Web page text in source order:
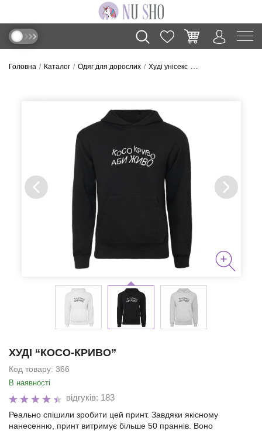
Головна Каталог Одяг для дорослих Худі унісекс Худі “Косо-Криво”
ХУДІ “КОСО-КРИВО”
Код товару: 366
В наявності
відгуків: 183
Реально спішили зробити цей принт. Завдяки якісному
нанесенню, принт витримує більше 50 праннів. Воно